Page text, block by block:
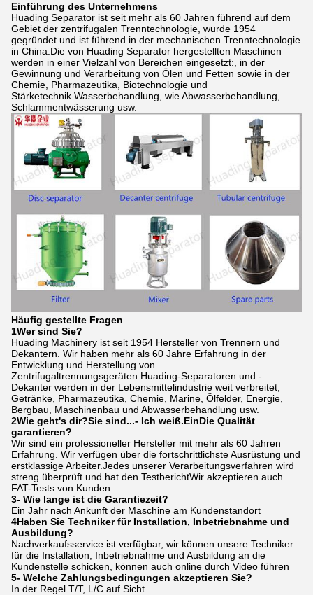
Einführung des Unternehmens
Huading Separator ist seit mehr als 60 Jahren führend auf dem
Gebiet der zentrifugalen Trenntechnologie, wurde 1954
gegründet und ist führend in der mechanischen Trenntechnologie
in China.Die von Huading Separator hergestellten Maschinen
werden in einer Vielzahl von Bereichen eingesetzt:, in der
Gewinnung und Verarbeitung von Ölen und Fetten sowie in der
Chemie, Pharmazeutika, Biotechnologie und
Stärketechnik.Wasserbehandlung, wie Abwasserbehandlung,
Schlammentwässerung usw.
Häufig gestellte Fragen
1Wer sind Sie?
Huading Machinery ist seit 1954 Hersteller von Trennern und
Dekantern. Wir haben mehr als 60 Jahre Erfahrung in der
Entwicklung und Herstellung von
Zentrifugaltrennungsgeräten.Huading-Separatoren und -
Dekanter werden in der Lebensmittelindustrie weit verbreitet,
Getränke, Pharmazeutika, Chemie, Marine, Ölfelder, Energie,
Bergbau, Maschinenbau und Abwasserbehandlung usw.
2Wie geht's dir?Sie sind...- Ich weiß.EinDie Qualität
garantieren?
Wir sind ein professioneller Hersteller mit mehr als 60 Jahren
Erfahrung. Wir verfügen über die fortschrittlichste Ausrüstung und
erstklassige Arbeiter.Jedes unserer Verarbeitungsverfahren wird
streng überprüft und hat den TestberichtWir akzeptieren auch
FAT-Tests von Kunden.
3- Wie lange ist die Garantiezeit?
Ein Jahr nach Ankunft der Maschine am Kundenstandort
4Haben Sie Techniker für Installation, Inbetriebnahme und
Ausbildung?
Nachverkaufsservice ist verfügbar, wir können unsere Techniker
für die Installation, Inbetriebnahme und Ausbildung an die
Kundenstelle schicken, können auch online durch Video führen
5- Welche Zahlungsbedingungen akzeptieren Sie?
In der Regel T/T, L/C auf Sicht